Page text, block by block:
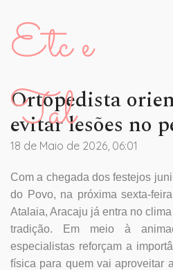
Etc e
Tal
Ortopedista
evitar lesões no
18 de Maio de 2026, 06:01
Com a chegada dos festejos
do Povo, na próxima sexta-
Atalaia, Aracaju já entra no
tradição. Em meio à
especialistas reforçam a
física para quem vai aproveitar